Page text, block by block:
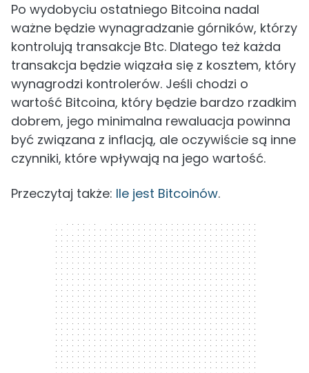
Po wydobyciu ostatniego Bitcoina nadal
ważne będzie wynagradzanie górników, którzy
kontrolują transakcje Btc. Dlatego też każda
transakcja będzie wiązała się z kosztem, który
wynagrodzi kontrolerów. Jeśli chodzi o
wartość Bitcoina, który będzie bardzo rzadkim
dobrem, jego minimalna rewaluacja powinna
być związana z inflacją, ale oczywiście są inne
czynniki, które wpływają na jego wartość.
Przeczytaj także: Ile jest Bitcoinów.
300 x 250